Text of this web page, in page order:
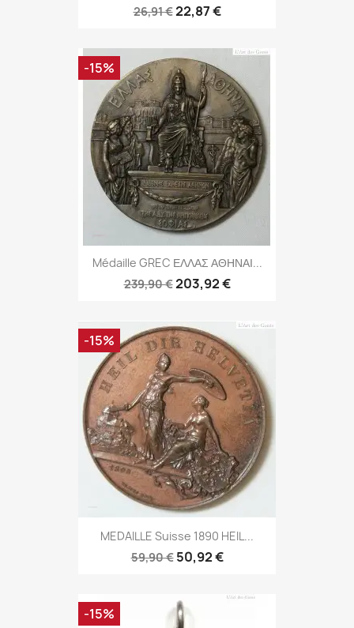
26,91 €22,87 €
Médaille GREC ΕΛΛΑΣ ΑΘΗΝΑΙ...
239,90 €203,92 €
-15%
MEDAILLE Suisse 1890 HEIL...
59,90 € 50,92 €
-15%
-15%